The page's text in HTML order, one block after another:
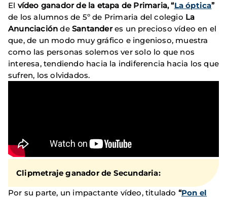
El vídeo ganador de la etapa de Primaria, “La óptica”
de los alumnos de 5º de Primaria del colegio La
AnunciacióndeSantanderes un precioso vídeo en el
que, de un modo muy gráfico e ingenioso, muestra
como las personas solemos ver solo lo que nos
interesa, tendiendo hacia la indiferencia hacia los que
sufren, los olvidados.
Clipmetraje ganador de Secundaria:
Por su parte, un impactante vídeo, titulado “Pon el